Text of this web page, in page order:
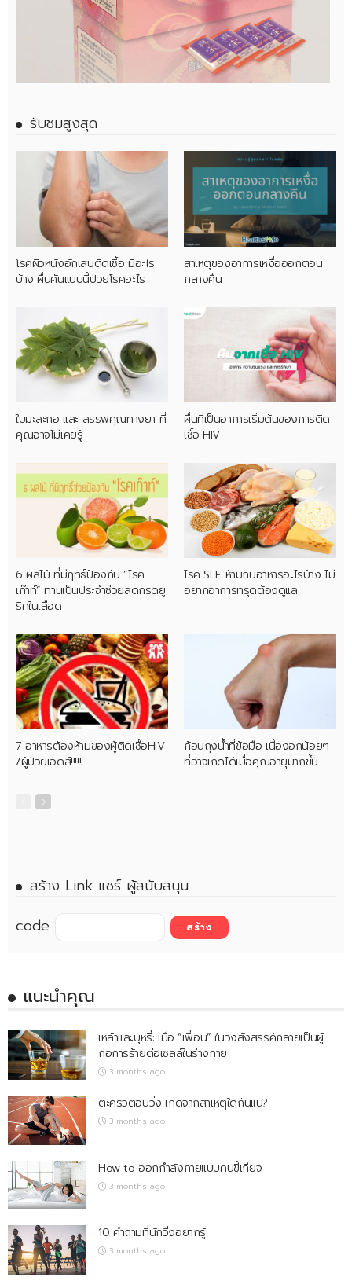
รับชมสูงสุด
โรคผิวหนังอักเสบติดเชื้อ มีอะไร
บ้าง ผื่นคันแบบนี้ป่วยโรคอะไร
สาเหตุของอาการเหงื่อออกตอน
กลางคืน
ใบมะละกอ และ สรรพคุณทางยา ที่
คุณอาจไม่เคยรู้
ผื่นที่เป็นอาการเริ่มต้นของการติด
เชื้อ HIV
6 ผลไม้ ที่มีฤทธิ์ป้องกัน “โรค
เก๊าท์” ทานเป็นประจำช่วยลดกรดยู
ริคในเลือด
โรค SLE ห้ามกินอาหารอะไรบ้าง ไม่
อยากอาการทรุดต้องดูแล
7 อาหารต้องห้ามของผู้ติดเชื้อHIV
/ผู้ป่วยเอดส์!!!!!
ก้อนถุงน้ำที่ข้อมือ เนื้องอกน้อยๆ
ที่อาจเกิดได้เมื่อคุณอายุมากขึ้น
สร้าง Link แชร์ ผู้สนับสนุน
code
แนะนำคุณ
เหล้าและบุหรี่: เมื่อ “เพื่อน” ในวงสังสรรค์กลายเป็นผู้
ก่อการร้ายต่อเซลล์ในร่างกาย
3 months ago
ตะคริวตอนวิ่ง เกิดจากสาเหตุใดกันแน่?
3 months ago
How to ออกกำลังกายแบบคนขี้เกียจ
3 months ago
10 คำถามที่นักวิ่งอยากรู้
3 months ago